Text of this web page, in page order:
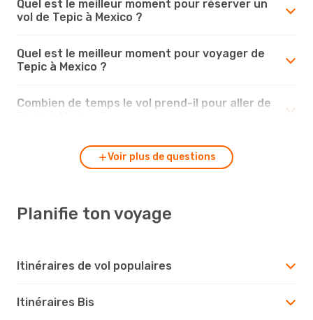
Quel est le meilleur moment pour réserver un
vol de Tepic à Mexico ?
Quel est le meilleur moment pour voyager de
Tepic à Mexico ?
Combien de temps le vol prend-il pour aller de
Voir plus de questions
Planifie ton voyage
Itinéraires de vol populaires
Itinéraires Bis